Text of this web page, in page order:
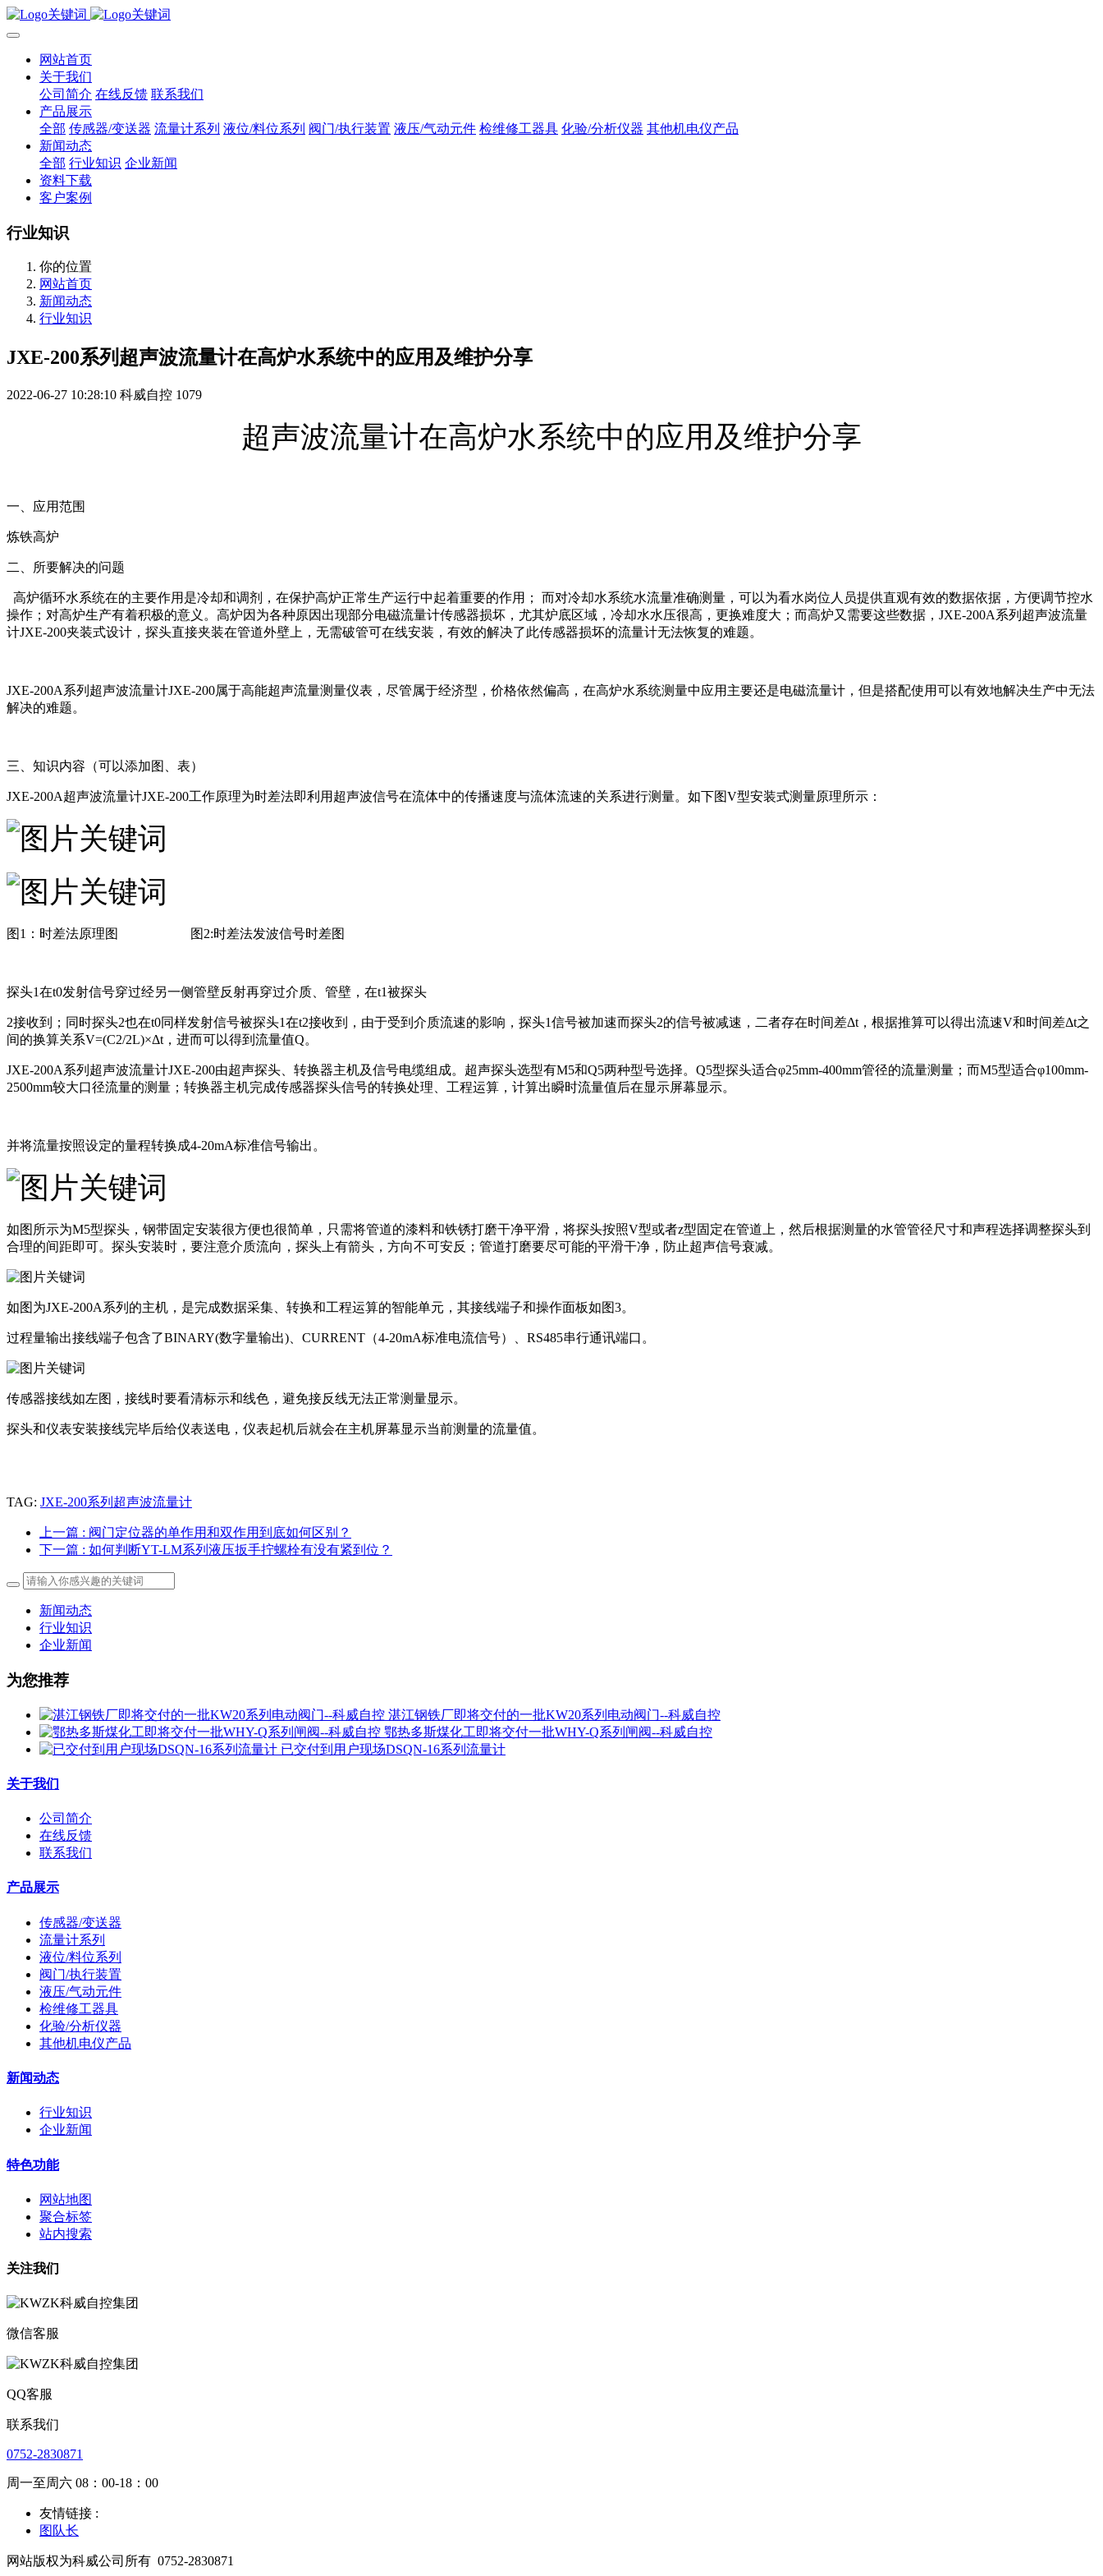
网站首页
关于我们
公司简介 在线反馈 联系我们
产品展示
全部 传感器/变送器 流量计系列 液位/料位系列 阀门/执行装置 液压/气动元件 检维修工器具 化验/分析仪器 其他机电仪产品
新闻动态
全部 行业知识 企业新闻
资料下载
客户案例
行业知识
你的位置
网站首页
新闻动态
行业知识
JXE-200系列超声波流量计在高炉水系统中的应用及维护分享
2022-06-27 10:28:10 科威自控 1079
超声波流量计在高炉水系统中的应用及维护分享
一、应用范围
炼铁高炉
二、所要解决的问题
高炉循环水系统在的主要作用是冷却和调剂，在保护高炉正常生产运行中起着重要的作用； 而对冷却水系统水流量准确测量，可以为看水岗位人员提供直观有效的数据依据，方便调节控水
操作；对高炉生产有着积极的意义。高炉因为各种原因出现部分电磁流量计传感器损坏，尤其炉底区域，冷却水水压很高，更换难度大；而高炉又需要这些数据， JXE-200A系列 超声波流量
计JXE-200夹装式设计，探头直接夹装在管道外壁上，无需破管可在线安装，有效的解决了此传感器损坏的流量计无法恢复的难题。
JXE-200A系列 超声波流量计JXE-200属于高能超声流量测量仪表，尽管属于经济型，价格依然偏高，在高炉水系统测量中应用主要还是电磁流量计，但是搭配使用可以有效地解决生产中无法
解决的难题。
三、知识内容（可以添加图、表）
JXE-200A超声波流量计JXE-200工作原理为时差法即利用超声波信号在流体中的传播速度与流体流速的关系进行测量。如下图V型安装式测量原理所示：
图1：时差法原理图 图2:时差法发波信号时差图
探头1在t0发射信号穿过经另一侧管壁反射再穿过介质、管壁，在t1被探头
2接收到；同时探头2也在t0同样发射信号被探头1在t2接收到，由于受到介质流速的影响，探头1信号被加速而探头2的信号被减速，二者存在时间差Δt，根据推算可以得出流速V和时间差Δt之
间的换算关系V=(C2/2L)×Δt，进而可以得到流量值Q。
JXE-200A系列 超声波流量计JXE-200由超声探头、转换器主机及信号电缆组成。超声探头选型有M5和Q5两种型号选择。Q5型探头适合φ25mm-400mm管径的流量测量；而M5型适合φ100mm-
2500mm较大口径流量的测量；转换器主机完成传感器探头信号的转换处理、工程运算，计算出瞬时流量值后在显示屏幕显示。
并将流量按照设定的量程转换成4-20mA标准信号输出。
如图所示为M5型探头，钢带固定安装很方便也很简单，只需将管道的漆料和铁锈打磨干净平滑，将探头按照V型或者z型固定在管道上，然后根据测量的水管管径尺寸和声程选择调整探头到
合理的间距即可。探头安装时，要注意介质流向，探头上有箭头，方向不可安反；管道打磨要尽可能的平滑干净，防止超声信号衰减。
如图为JXE-200A系列 的主机，是完成数据采集、转换和工程运算的智能单元，其接线端子和操作面板如图3。
过程量输出接线端子包含了BINARY(数字量输出)、CURRENT（4-20mA标准电流信号）、RS485串行通讯端口。
传感器接线如左图，接线时要看清标示和线色，避免接反线无法正常测量显示。
探头和仪表安装接线完毕后给仪表送电，仪表起机后就会在主机屏幕显示当前测量的流量值。
TAG: JXE-200系列超声波流量计
上一篇 : 阀门定位器的单作用和双作用到底如何区别？
下一篇 : 如何判断YT-LM系列液压扳手拧螺栓有没有紧到位？
新闻动态
行业知识
企业新闻
为您推荐
湛江钢铁厂即将交付的一批KW20系列电动阀门--科威自控
鄂热多斯煤化工即将交付一批WHY-Q系列闸阀--科威自控
已交付到用户现场DSQN-16系列流量计
关于我们
公司简介
在线反馈
联系我们
产品展示
传感器/变送器
流量计系列
液位/料位系列
阀门/执行装置
液压/气动元件
检维修工器具
化验/分析仪器
其他机电仪产品
新闻动态
行业知识
企业新闻
特色功能
网站地图
聚合标签
站内搜索
关注我们
微信客服
QQ客服
联系我们
0752-2830871
周一至周六 08：00-18：00
友情链接 :
图队长
网站版权为科威公司所有 0752-2830871